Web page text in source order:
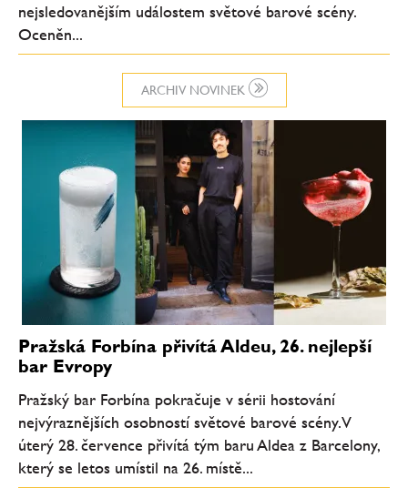
ARCHIV NOVINEK
nejsledovanějším událostem světové barové scény.
Oceněn...
Pražská Forbína přivítá Aldeu, 26. nejlepší
bar Evropy
Pražský bar Forbína pokračuje v sérii hostování
nejvýraznějších osobností světové barové scény. V
úterý 28. července přivítá tým baru Aldea z Barcelony,
který se letos umístil na 26. místě...